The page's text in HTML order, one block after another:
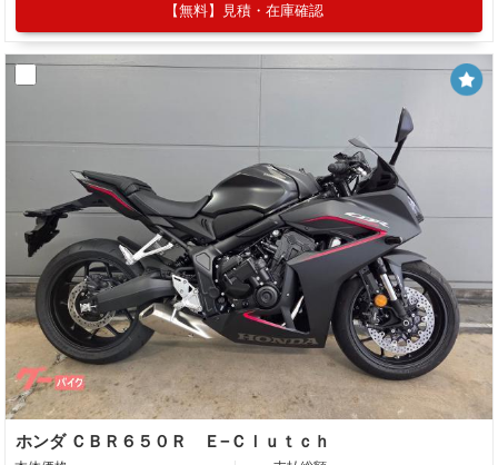
【無料】見積・在庫確認
ホンダ ＣＢＲ６５０Ｒ Ｅ−Ｃｌｕｔｃｈ